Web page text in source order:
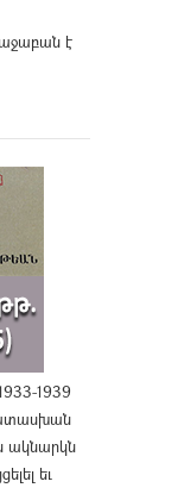
է
1939
ակնարկն
եւ